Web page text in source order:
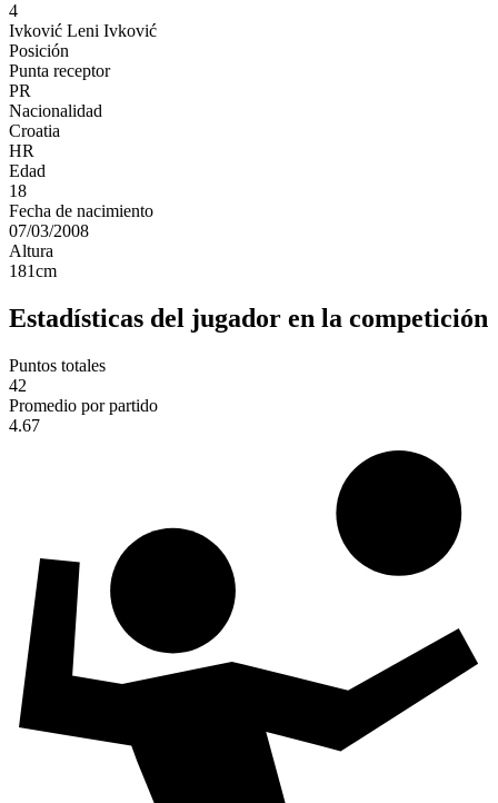
4
Ivković Leni Ivković
Posición
Punta receptor
PR
Nacionalidad
Croatia
HR
Edad
18
Fecha de nacimiento
07/03/2008
Altura
181cm
Estadísticas del jugador en la competición
Puntos totales
42
Promedio por partido
4.67